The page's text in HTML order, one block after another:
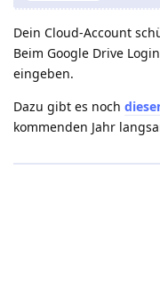
Dein Cloud-Account
Beim Google Drive
eingeben.
Dazu gibt es noch
kommenden Jahr